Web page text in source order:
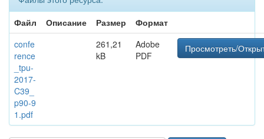
Файл
Описание Размер
Формат
confe
rence
_tpu-
2017-
C39_
p90-9
1.pdf
261,21
kB
Adobe
PDF
Просмотреть/